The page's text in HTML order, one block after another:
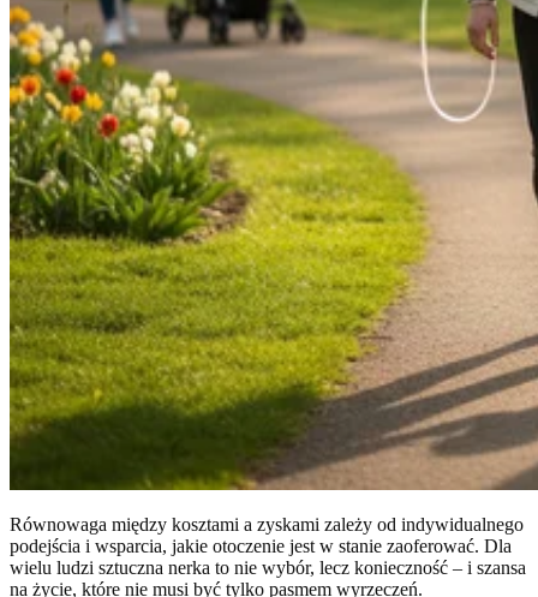
Równowaga między kosztami a zyskami zależy od indywidualnego
podejścia i wsparcia, jakie otoczenie jest w stanie zaoferować. Dla
wielu ludzi sztuczna nerka to nie wybór, lecz konieczność – i szansa
na życie, które nie musi być tylko pasmem wyrzeczeń.